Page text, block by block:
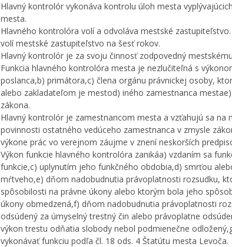
Hlavný kontrolór vykonáva kontrolu úloh mesta
mesta.
Hlavného kontrolóra volí a odvoláva mestské
volí mestské zastupiteľstvo na šesť rokov.
Hlavný kontrolór je za svoju činnosť zodpovedný
Funkcia hlavného kontrolóra mesta je nezlučiteľná s
poslanca,b) primátora,c) člena orgánu právnickej osoby,
alebo zakladateľom je mestod) iného zamestnanca
zákona.
Hlavný kontrolór je zamestnancom mesta a vzťahujú sa na
povinnosti ostatného vedúceho zamestnanca v zmysle
výkone prác vo verejnom záujme v znení neskorších
Výkon funkcie hlavného kontrolóra zanikáa) vzdaním sa
funkcie,c) uplynutím jeho funkčného obdobia,d) smrťou
mŕtveho,e) dňom nadobudnutia právoplatnosti rozsudku,
spôsobilosti na právne úkony alebo ktorým bola jeho
úkony obmedzená,f) dňom nadobudnutia právoplatnosti
odsúdený za úmyselný trestný čin alebo právoplatne
výkon trestu odňatia slobody nebol podmienečne
vykonávať funkciu podľa čl. 18 ods. 4 Štatútu mesta Levoča.